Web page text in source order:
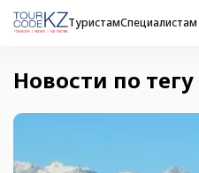
ТуристамСпециалистам
Новости по тегу